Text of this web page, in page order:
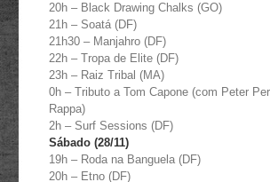
20h – Black Drawing Chalks (GO)
21h – Soatá (DF)
21h30 – Manjahro (DF)
22h – Tropa de Elite (DF)
23h – Raiz Tribal (MA)
0h – Tributo a Tom Capone (com Peter
Rappa)
2h – Surf Sessions (DF)
Sábado (28/11)
19h – Roda na Banguela (DF)
20h – Etno (DF)